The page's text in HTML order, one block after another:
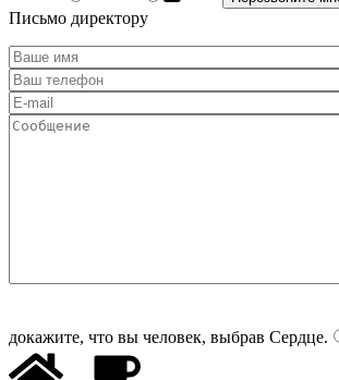
Письмо директору
докажите, что вы человек, выбрав Сердце.